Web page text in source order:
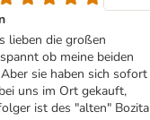
lieben die großen
ob meine beiden
sie haben sich sofort
uns im Ort gekauft,
ist des "alten" Bozita